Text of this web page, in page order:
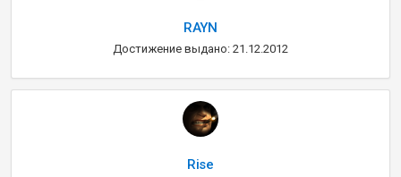
RAYN
Достижение выдано: 21.12.2012
Rise